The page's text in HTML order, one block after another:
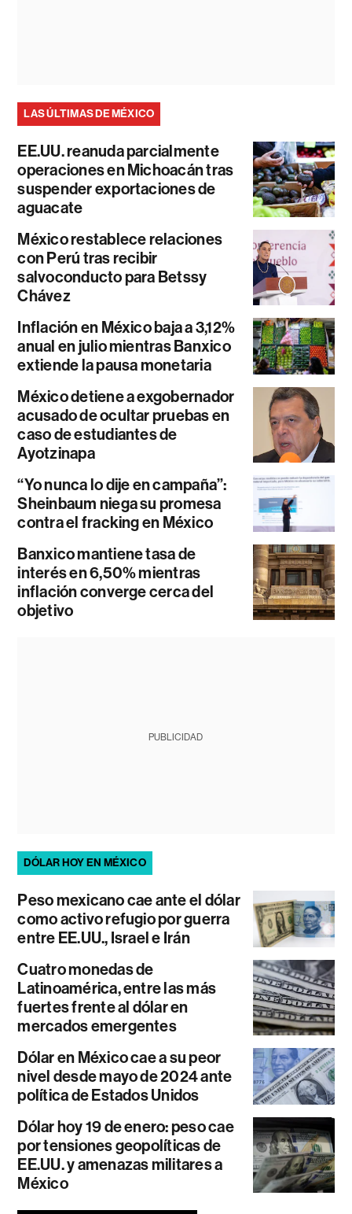
LAS ÚLTIMAS DE MÉXICO
EE.UU. reanuda parcialmente
operaciones en Michoacán tras
suspender exportaciones de
aguacate
México restablece relaciones
con Perú tras recibir
salvoconducto para Betssy
Chávez
Inflación en México baja a 3,12%
anual en julio mientras Banxico
extiende la pausa monetaria
México detiene a exgobernador
acusado de ocultar pruebas en
caso de estudiantes de
Ayotzinapa
“Yo nunca lo dije en campaña”:
Sheinbaum niega su promesa
contra el fracking en México
Banxico mantiene tasa de
interés en 6,50% mientras
inflación converge cerca del
objetivo
PUBLICIDAD
DÓLAR HOY EN MÉXICO
Peso mexicano cae ante el dólar
como activo refugio por guerra
entre EE.UU., Israel e Irán
Cuatro monedas de
Latinoamérica, entre las más
fuertes frente al dólar en
mercados emergentes
Dólar en México cae a su peor
nivel desde mayo de 2024 ante
política de Estados Unidos
Dólar hoy 19 de enero: peso cae
por tensiones geopolíticas de
EE.UU. y amenazas militares a
México